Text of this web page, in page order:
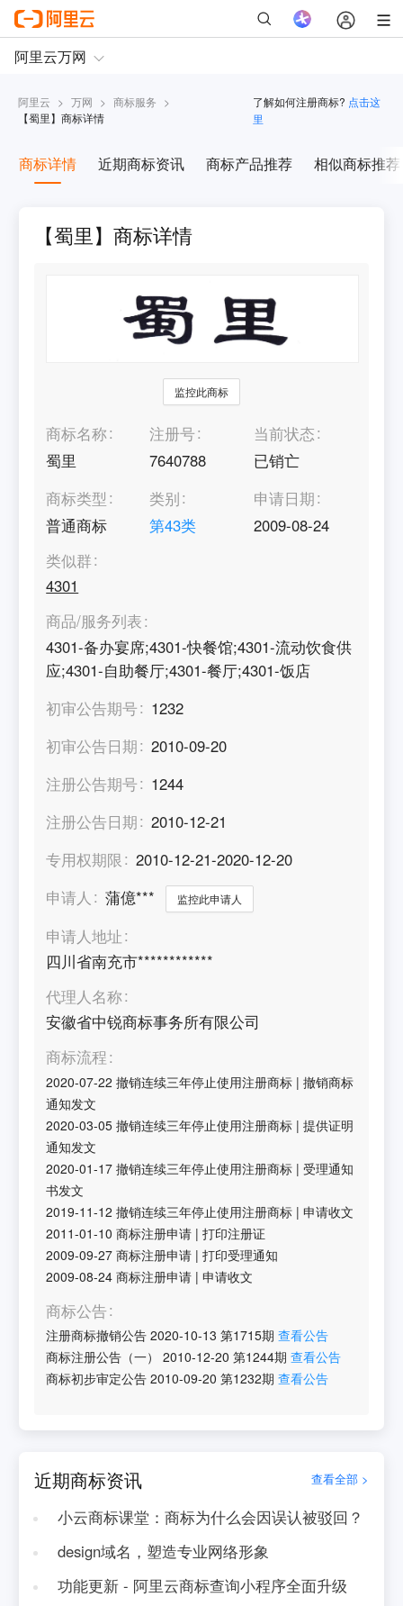
阿里云 > 万网 > 商标服务 >
【蜀里】商标详情
了解如何注册商标? 点击这
里
商标详情 近期商标资讯 商标产品推荐 相似商标推荐
【蜀里】商标详情
监控此商标
商标名称
蜀里
注册号
7640788
当前状态
已销亡
商标类型
普通商标
类别
第43类
申请日期
2009-08-24
类似群
4301
商品/服务列表
4301-备办宴席;4301-快餐馆;4301-流动饮食供
应;4301-自助餐厅;4301-餐厅;4301-饭店
初审公告期号
1232
初审公告日期
2010-09-20
注册公告期号
1244
注册公告日期
2010-12-21
专用权期限
2010-12-21-2020-12-20
申请人
蒲億*** 监控此申请人
申请人地址
四川省南充市************
代理人名称
安徽省中锐商标事务所有限公司
商标流程
2020-07-22 撤销连续三年停止使用注册商标 |撤销商标
通知发文
2020-03-05 撤销连续三年停止使用注册商标 |提供证明
通知发文
2020-01-17 撤销连续三年停止使用注册商标 |受理通知
书发文
2019-11-12 撤销连续三年停止使用注册商标 |申请收文
2011-01-10 商标注册申请 |打印注册证
2009-09-27 商标注册申请 |打印受理通知
2009-08-24 商标注册申请 |申请收文
商标公告
注册商标撤销公告 2020-10-13 第1715期 查看公告
商标注册公告（一）
2010-12-20 第1244期 查看公告
商标初步审定公告 2010-09-20 第1232期 查看公告
近期商标资讯 查看全部 >
小云商标课堂：商标为什么会因误认被驳回？
design域名，塑造专业网络形象
功能更新 - 阿里云商标查询小程序全面升级